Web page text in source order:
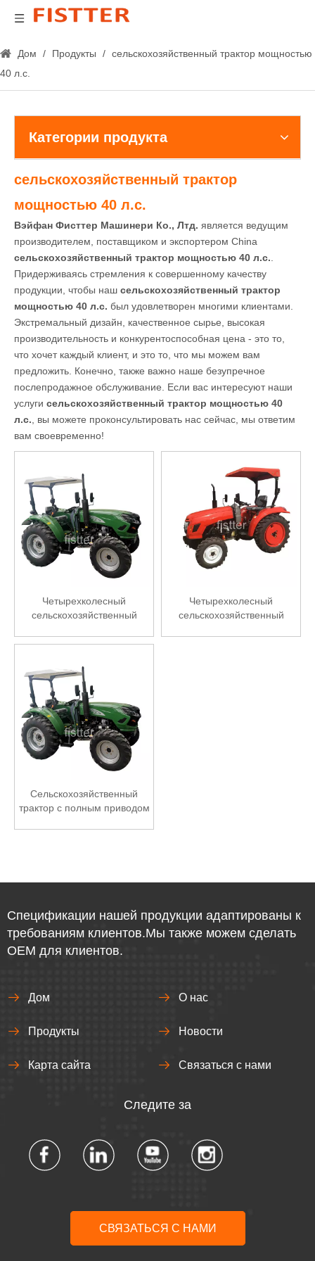
Дом / Продукты / сельскохозяйственный трактор мощностью
40 л.с.
Категории продукта
сельскохозяйственный трактор
мощностью 40 л.с.
Вэйфан Фисттер Машинери Ко., Лтд. является ведущим
производителем, поставщиком и экспортером China
сельскохозяйственный трактор мощностью 40 л.с.
Придерживаясь стремления к совершенному качеству
продукции, чтобы наш сельскохозяйственный трактор
мощностью 40 л.с. был удовлетворен многими клиентами.
Экстремальный дизайн, качественное сырье, высокая
производительность и конкурентоспособная цена - это то,
что хочет каждый клиент, и это то, что мы можем вам
предложить. Конечно, также важно наше безупречное
послепродажное обслуживание. Если вас интересуют наши
услуги сельскохозяйственный трактор мощностью 40
л.с. , вы можете проконсультировать нас сейчас, мы ответим
вам своевременно!
Четырехколесный
сельскохозяйственный
Четырехколесный
сельскохозяйственный
Сельскохозяйственный
трактор с полным приводом
Спецификации нашей продукции адаптированы к
требованиям клиентов.Мы также можем сделать
OEM для клиентов.
Дом О нас
Продукты Новости
Карта сайта Связаться с нами
Следите за
СВЯЗАТЬСЯ С НАМИ